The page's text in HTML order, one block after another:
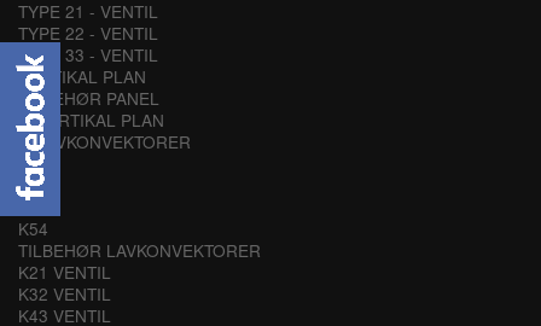
TYPE 21 - VENTIL
TYPE 22 - VENTIL
TYPE 33 - VENTIL
VERTIKAL PLAN
TILBEHØR PANEL
VERTIKAL PLAN
LAVKONVEKTORER
K21
K32
K43
K54
TILBEHØR LAVKONVEKTORER
K21 VENTIL
K32 VENTIL
K43 VENTIL